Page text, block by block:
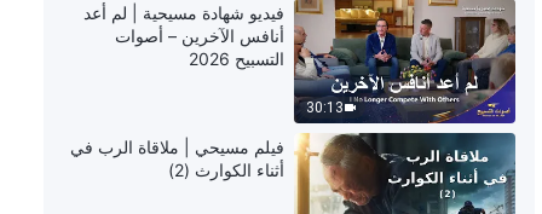
11:55
كلمات الله اليومية: الدخول إلى الحياة |
اقتباس 491
كلمات الله اليومية: الدخول إلى الحياة |
اقتباس 492
30:13
فيديو شهادة مسيحية | لم أعد
أنافس الآخرين – أصوات
التسبيح 2026
فيلم مسيحي | ملاقاة الرب في
أثناء الكوارث (2)